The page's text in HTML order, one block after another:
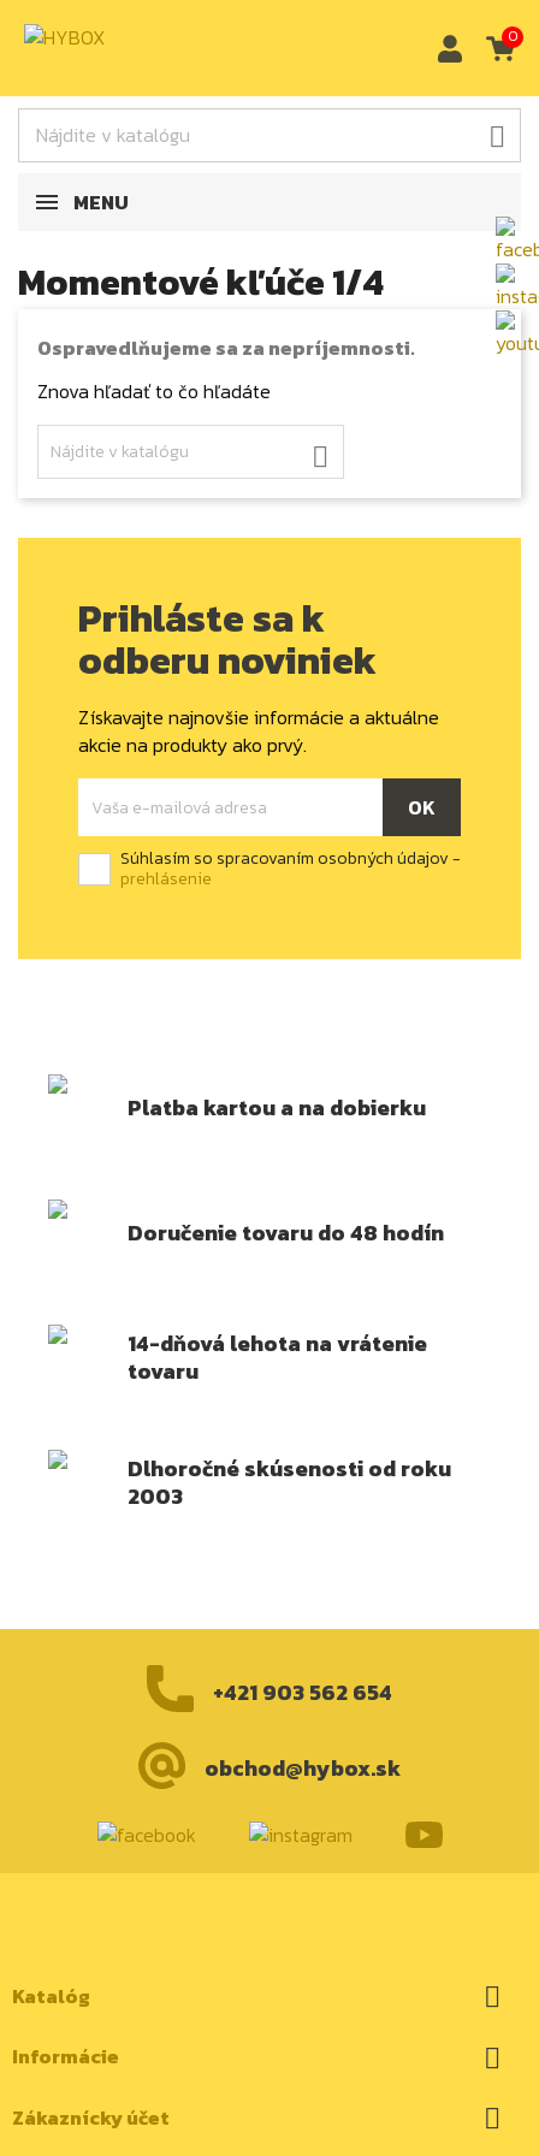

0
MENU
Momentové kľúče 1/4
Ospravedlňujeme sa za nepríjemnosti.
Znova hľadať to čo hľadáte

Prihláste sa k
odberu noviniek
Získavajte najnovšie informácie a aktuálne
akcie na produkty ako prvý.
Súhlasím so spracovaním osobných údajov -
prehlásenie
Platba kartou a na dobierku
Doručenie tovaru do 48 hodín
14-dňová lehota na vrátenie
tovaru
Dlhoročné skúsenosti od roku
2003
+421 903 562 654
obchod@hybox.sk
Katalóg 
Informácie 
Zákaznícky účet 